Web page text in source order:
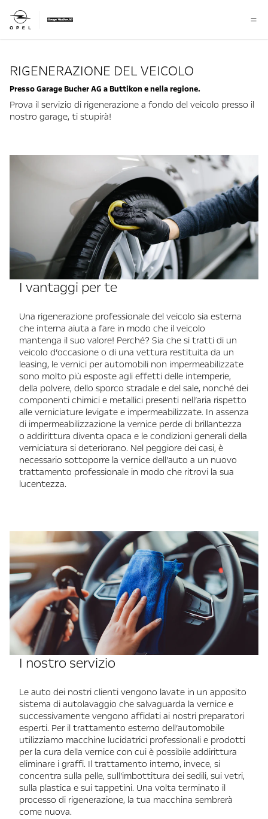
RIGENERAZIONE DEL VEICOLO
Presso Garage Bucher AG a Buttikon e nella regione.
Prova il servizio di rigenerazione a fondo del veicolo presso il
nostro garage, ti stupirà!
I vantaggi per te
Una rigenerazione professionale del veicolo sia esterna
che interna aiuta a fare in modo che il veicolo
mantenga il suo valore! Perché? Sia che si tratti di un
veicolo d’occasione o di una vettura restituita da un
leasing, le vernici per automobili non impermeabilizzate
sono molto più esposte agli effetti delle intemperie,
della polvere, dello sporco stradale e del sale, nonché dei
componenti chimici e metallici presenti nell’aria rispetto
alle verniciature levigate e impermeabilizzate. In assenza
di impermeabilizzazione la vernice perde di brillantezza
o addirittura diventa opaca e le condizioni generali della
verniciatura si deteriorano. Nel peggiore dei casi, è
necessario sottoporre la vernice dell’auto a un nuovo
trattamento professionale in modo che ritrovi la sua
lucentezza.
I nostro servizio
Le auto dei nostri clienti vengono lavate in un apposito
sistema di autolavaggio che salvaguarda la vernice e
successivamente vengono affidati ai nostri preparatori
esperti. Per il trattamento esterno dell’automobile
utilizziamo macchine lucidatrici professionali e prodotti
per la cura della vernice con cui è possibile addirittura
eliminare i graffi. Il trattamento interno, invece, si
concentra sulla pelle, sull’imbottitura dei sedili, sui vetri,
sulla plastica e sui tappetini. Una volta terminato il
processo di rigenerazione, la tua macchina sembrerà
come nuova.